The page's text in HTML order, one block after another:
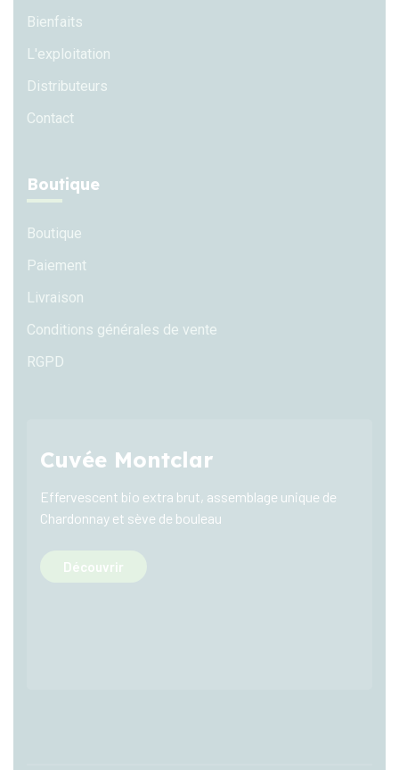
Bienfaits
L'exploitation
Distributeurs
Contact
Boutique
Boutique
Paiement
Livraison
Conditions générales de vente
RGPD
Cuvée Montclar
Effervescent bio extra brut, assemblage unique de
Chardonnay et sève de bouleau
Découvrir